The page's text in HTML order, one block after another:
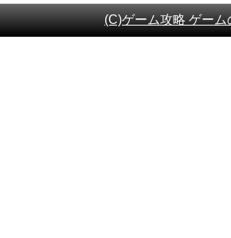
(C)ゲーム攻略 ゲーム